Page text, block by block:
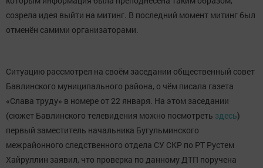
созрела идея выйти на митинг. В последний момент митинг был
отменён самими организаторами.
Ситуацию рассмотрел на своём заседании общественный совет
Бавлинского муниципального района, о чём писала газета
«Слава труду» в номере от 22 января. На этом заседании
(сюжет Бавлинского телевидения можно посмотреть здесь)
первый заместитель начальника Бугульминского
межрайонного следственного отдела СУ СКР по РТ Рустем
Хайруллин заявил, что проверка по данному ДТП поручена